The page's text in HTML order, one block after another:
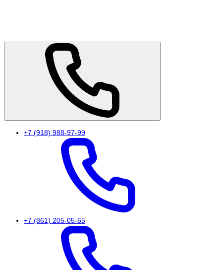
+7 (918) 988-97-99
+7 (861) 205-05-65